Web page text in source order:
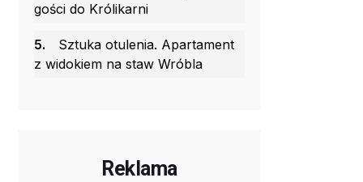
gości do Królikarni
5.
Sztuka otulenia. Apartament
z widokiem na staw Wróbla
Reklama